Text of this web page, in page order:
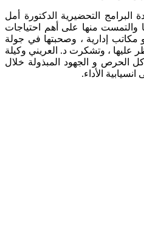
البرامج التحضيرية الدكتورة أمل
والتمست منها على أهم احتياجات
مكاتب إدارية ، وصحبتها في جولة
عليها ، وتشكرت د. العريني وكيلة
الحرص و الجهود المبذولة خلال
الأداء.